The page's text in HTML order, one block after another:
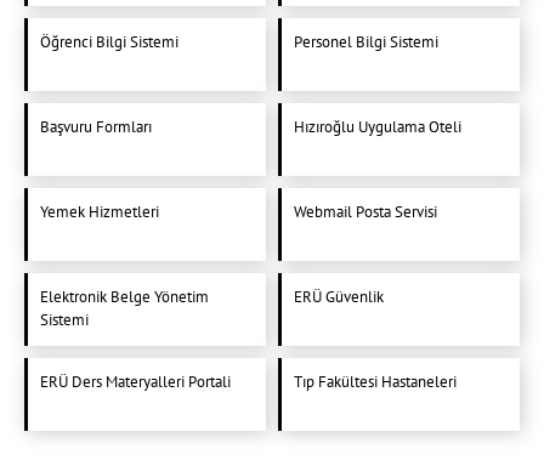
Öğrenci Bilgi Sistemi Personel Bilgi Sistemi
Başvuru Formları Hızıroğlu Uygulama Oteli
Yemek Hizmetleri Webmail Posta Servisi
Elektronik Belge Yönetim
Sistemi
ERÜ Güvenlik
ERÜ Ders Materyalleri Portali Tıp Fakültesi Hastaneleri